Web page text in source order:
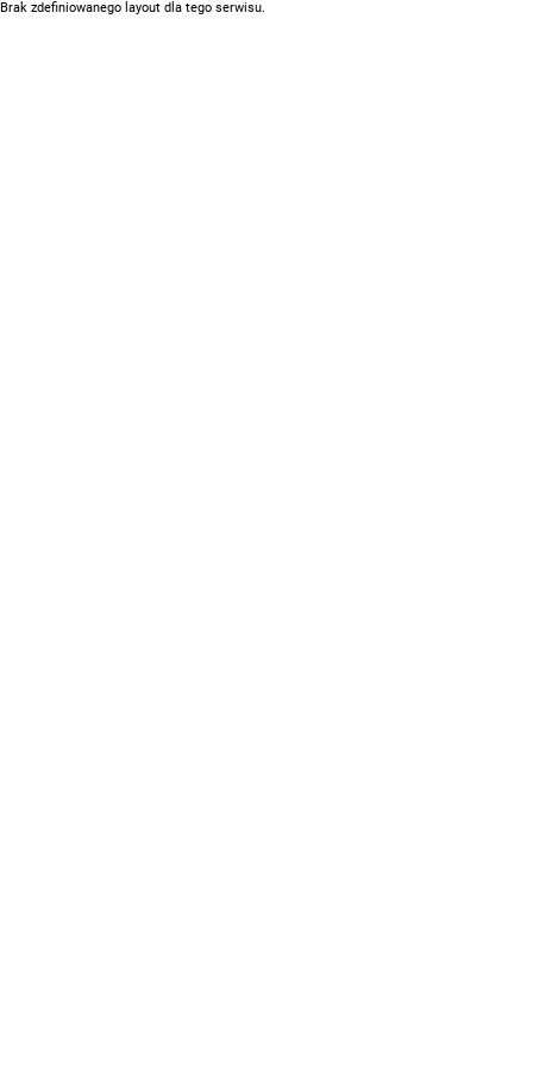
Brak zdefiniowanego layout dla tego serwisu.